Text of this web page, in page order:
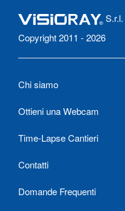
S.r.l.
Copyright 2011 - 2026
Chi siamo
Ottieni una Webcam
Time-Lapse Cantieri
Contatti
Domande Frequenti